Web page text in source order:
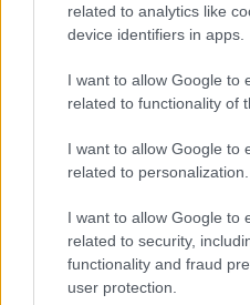
related to analytics like
device identifiers in apps.
I want to allow Google to
related to functionality of
I want to allow Google to
related to personalization.
I want to allow Google to
related to security,
functionality and fraud
user protection.
Bamber azonban
bokszva, majd
Sikerült is feljönnie az
mögé a 2. helyre, majd
órával a leintés előtt
fázisa alatt a
visszavette a vezetést